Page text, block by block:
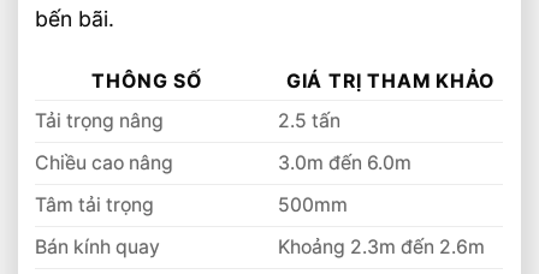
bến bãi.
THÔNG SỐ
GIÁ TRỊ THAM KHẢO
Tải trọng nâng
2.5 tấn
Chiều cao nâng
3.0m đến 6.0m
Tâm tải trọng
500mm
Bán kính quay
Khoảng 2.3m đến 2.6m